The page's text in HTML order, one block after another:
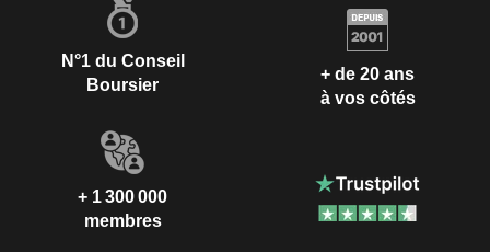
N°1 du Conseil
Boursier
+ de 20 ans
à vos côtés
+ 1 300 000
membres